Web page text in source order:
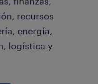
recursos
energía,
logística y